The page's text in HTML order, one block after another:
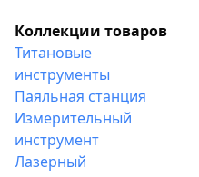
Коллекции товаров
Титановые
инструменты
Паяльная станция
Измерительный
инструмент
Лазерный